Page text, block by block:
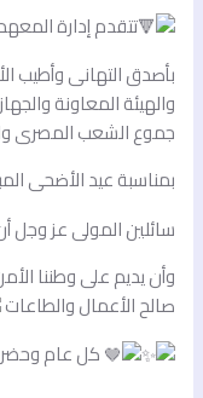
تتقدم إدارة المعهد
بأصدق التهانى وأطيب
والهيئة المعاونة
جموع الشعب المصرى
بمناسبة عيد الأضحى
سائلين المولى عز وجل
وأن يديم على وطننا
صالح الأعمال والطاعات
كل عام